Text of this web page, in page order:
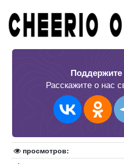
Поддержите
Расскажите о нас
просмотров: